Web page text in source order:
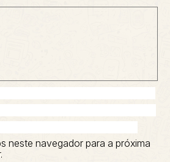
neste navegador para a próxima